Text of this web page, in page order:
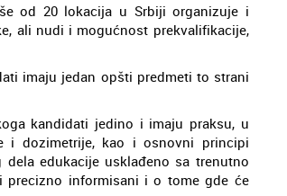
od 20 lokacija u Srbiji organizuje i
ali nudi i mogućnost prekvalifikacije,
imaju jedan opšti predmeti to strani
kandidati jedino i imaju praksu, u
i dozimetrije, kao i osnovni principi
edukacije usklađeno sa trenutno
informisani i o tome gde će